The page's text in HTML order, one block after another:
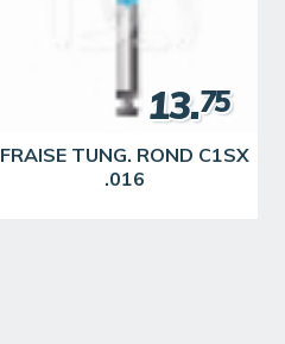
FRAISE TUNG. ROND C1SX
.016
13.75